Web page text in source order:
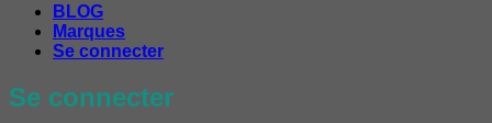
BLOG
Marques
Se connecter
Se connecter